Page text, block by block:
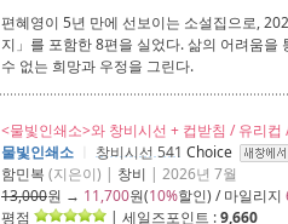
편혜영이 5년 만에 선보이는 소설집으로,
지」를 포함한 8편을 실었다. 삶의 어려움
수 없는 희망과 우정을 그린다.
<물빛인쇄소>와 창비시선 + 컵받침 / 유리컵
물빛인쇄소
창비시선 541 Choice
함민복 (지은이) | 창비 | 2026년 7월
13,000원 → 11,700원(10%할인) / 마일리지
평점
| 세일즈포인트 :9,660